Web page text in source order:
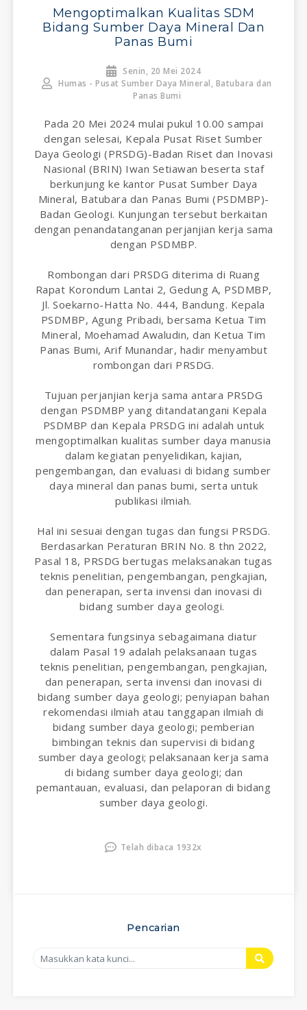
Mengoptimalkan Kualitas SDM
Bidang Sumber Daya Mineral Dan
Panas Bumi
Senin, 20 Mei 2024
Humas - Pusat Sumber Daya Mineral, Batubara dan
Panas Bumi
Pada 20 Mei 2024 mulai pukul 10.00 sampai
dengan selesai, Kepala Pusat Riset Sumber
Daya Geologi (PRSDG)-Badan Riset dan Inovasi
Nasional (BRIN) Iwan Setiawan beserta staf
berkunjung ke kantor Pusat Sumber Daya
Mineral, Batubara dan Panas Bumi (PSDMBP)-
Badan Geologi. Kunjungan tersebut berkaitan
dengan penandatanganan perjanjian kerja sama
dengan PSDMBP.
Rombongan dari PRSDG diterima di Ruang
Rapat Korondum Lantai 2, Gedung A, PSDMBP,
Jl. Soekarno-Hatta No. 444, Bandung. Kepala
PSDMBP, Agung Pribadi, bersama Ketua Tim
Mineral, Moehamad Awaludin, dan Ketua Tim
Panas Bumi, Arif Munandar, hadir menyambut
rombongan dari PRSDG.
Tujuan perjanjian kerja sama antara PRSDG
dengan PSDMBP yang ditandatangani Kepala
PSDMBP dan Kepala PRSDG ini adalah untuk
mengoptimalkan kualitas sumber daya manusia
dalam kegiatan penyelidikan, kajian,
pengembangan, dan evaluasi di bidang sumber
daya mineral dan panas bumi, serta untuk
publikasi ilmiah.
Hal ini sesuai dengan tugas dan fungsi PRSDG.
Berdasarkan Peraturan BRIN No. 8 thn 2022,
Pasal 18, PRSDG bertugas melaksanakan tugas
teknis penelitian, pengembangan, pengkajian,
dan penerapan, serta invensi dan inovasi di
bidang sumber daya geologi.
Sementara fungsinya sebagaimana diatur
dalam Pasal 19 adalah pelaksanaan tugas
teknis penelitian, pengembangan, pengkajian,
dan penerapan, serta invensi dan inovasi di
bidang sumber daya geologi; penyiapan bahan
rekomendasi ilmiah atau tanggapan ilmiah di
bidang sumber daya geologi; pemberian
bimbingan teknis dan supervisi di bidang
sumber daya geologi; pelaksanaan kerja sama
di bidang sumber daya geologi; dan
pemantauan, evaluasi, dan pelaporan di bidang
sumber daya geologi.
Telah dibaca 1932x
Pencarian